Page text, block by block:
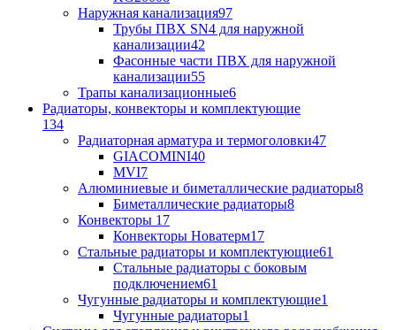
Наружная канализация97
Трубы ПВХ SN4 для наружной
канализации42
Фасонные части ПВХ для наружной
канализации55
Трапы канализационные6
Радиаторы, конвекторы и комплектующие
134
Радиаторная арматура и термоголовки47
GIACOMINI40
MVI7
Алюминиевые и биметаллические радиаторы8
Биметаллические радиаторы8
Конвекторы 17
Конвекторы Новатерм17
Стальные радиаторы и комплектующие61
Стальные радиаторы с боковым
подключением61
Чугунные радиаторы и комплектующие1
Чугунные радиаторы1